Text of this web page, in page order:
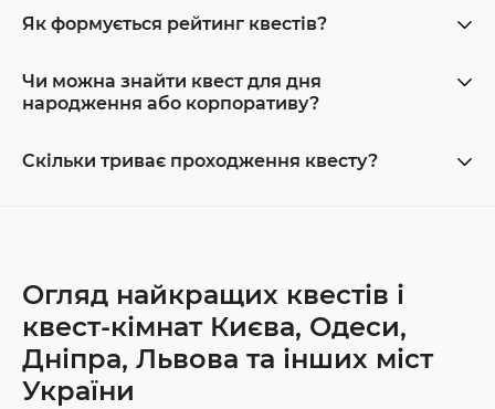
Як формується рейтинг квестів?
Чи можна знайти квест для дня
народження або корпоративу?
Скільки триває проходження квесту?
Огляд найкращих квестів і
квест-кімнат Києва, Одеси,
Дніпра, Львова та інших міст
України